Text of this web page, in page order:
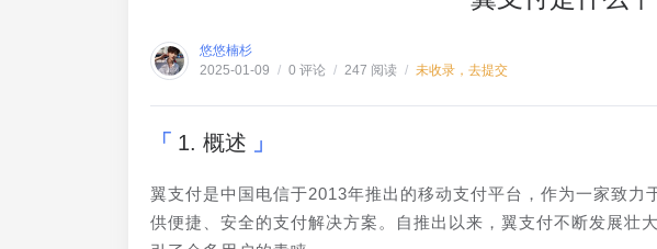
悠悠楠杉
2025-01-09 / 0 评论 / 247 阅读 / 未收录，去提交
1. 概述
翼支付是中国电信于2013年推出的移动支付平台，作为一家致力
供便捷、安全的支付解决方案。自推出以来，翼支付不断发展壮